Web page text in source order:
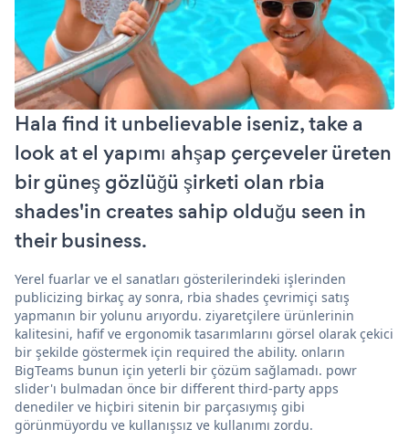
Hala find it unbelievable iseniz, take a
look at el yapımı ahşap çerçeveler üreten
bir güneş gözlüğü şirketi olan rbia
shades'in creates sahip olduğu seen in
their business.
Yerel fuarlar ve el sanatları gösterilerindeki işlerinden
publicizing birkaç ay sonra, rbia shades çevrimiçi satış
yapmanın bir yolunu arıyordu. ziyaretçilere ürünlerinin
kalitesini, hafif ve ergonomik tasarımlarını görsel olarak çekici
bir şekilde göstermek için required the ability. onların
BigTeams bunun için yeterli bir çözüm sağlamadı. powr
slider'ı bulmadan önce bir different third-party apps
denediler ve hiçbiri sitenin bir parçasıymış gibi
görünmüyordu ve kullanışsız ve kullanımı zordu.